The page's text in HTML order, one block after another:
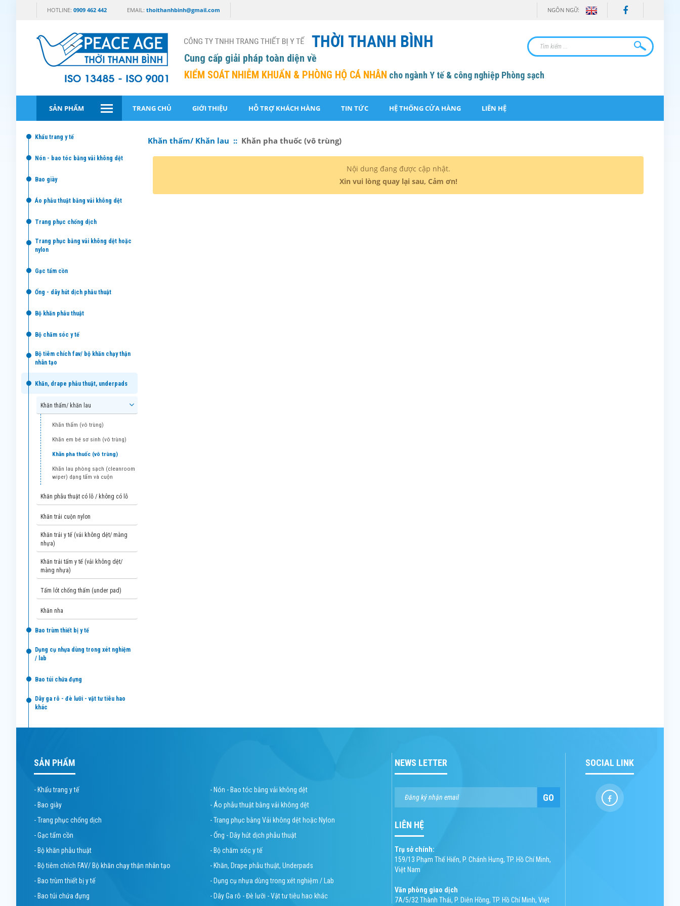
HOTLINE: 0909 462 442 EMAIL: thoithanhbinh@gmail.com NGÔN NGỮ:
Cung cấp giải pháp toàn diện về
KIỂM SOÁT NHIỄM KHUẨN & PHÒNG HỘ CÁ NHÂN cho ngành Y tế & công nghiệp Phòng sạch
SẢN PHẨM TRANG CHỦ GIỚI THIỆU HỖ TRỢ KHÁCH HÀNG TIN TỨC HỆ THỐNG CỬA HÀNG LIÊN HỆ
khẩu trang y tế
nón - bao tóc bằng vải không dệt
bao giày
áo phẫu thuật bằng vải không dệt
trang phục chống dịch
trang phục bằng vải không dệt hoặc
nylon
gạc tẩm cồn
ống - dây hút dịch phẫu thuật
bộ khăn phẫu thuật
bộ chăm sóc y tế
bộ tiêm chích fav/ bộ khăn chạy thận
nhân tạo
khăn, drape phẫu thuật, underpads
khăn thấm/ khăn lau
khăn thấm (vô trùng)
khăn em bé sơ sinh (vô trùng)
khăn pha thuốc (vô trùng)
khăn lau phòng sạch (cleanroom
wiper) dạng tấm và cuộn
khăn phẫu thuật có lỗ / không có lỗ
khăn trải cuộn nylon
khăn trải y tế (vải không dệt/ màng
nhựa)
khăn trải tấm y tế (vải không dệt/
màng nhựa)
tấm lót chống thấm (under pad)
khăn nha
bao trùm thiết bị y tế
dụng cụ nhựa dùng trong xét nghiệm
/ lab
bao túi chứa đựng
dây ga rô - đè lưỡi - vật tư tiêu hao
khác
Khăn thấm/ Khăn lau :: Khăn pha thuốc (vô trùng)
Nội dung đang được cập nhật.
Xin vui lòng quay lại sau, Cảm ơn!
SẢN PHẨM
- Khẩu trang y tế
- Nón - Bao tóc bằng vải không dệt
- Bao giày
- Áo phẫu thuật bằng vải không dệt
- Trang phục chống dịch
- Trang phục bằng Vải không dệt hoặc Nylon
- Gạc tẩm cồn
- Ống - Dây hút dịch phẫu thuật
- Bộ khăn phẫu thuật
- Bộ chăm sóc y tế
- Bộ tiêm chích FAV/ Bộ khăn chạy thận nhân tạo
- Khăn, Drape phẫu thuật, Underpads
- Bao trùm thiết bị y tế
- Dụng cụ nhựa dùng trong xét nghiệm / Lab
- Bao túi chứa đựng
- Dây Ga rô - Đè lưỡi - Vật tư tiêu hao khác
NEWS LETTER
GO
LIÊN HỆ
Trụ sở chính:
159/13 Phạm Thế Hiển, P. Chánh Hưng, TP. Hồ Chí Minh,
Việt Nam
Văn phòng giao dịch
7A/5/32 Thành Thái, P. Diên Hồng, TP. Hồ Chí Minh, Việt
SOCIAL LINK